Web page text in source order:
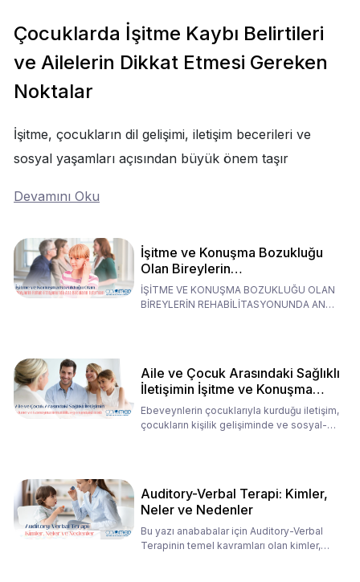
Çocuklarda İşitme Kaybı Belirtileri
ve Ailelerin Dikkat Etmesi Gereken
Noktalar
İşitme, çocukların dil gelişimi, iletişim becerileri ve
sosyal yaşamları açısından büyük önem taşır
Devamını Oku
İşitme ve Konuşma Bozukluğu
Olan Bireylerin
Rehabilitasyonunda Ana
Babaların Tutumları
İŞİTME VE KONUŞMA BOZUKLUĞU OLAN
BİREYLERİN REHABİLİTASYONUNDA ANA
Aile ve Çocuk Arasındaki Sağlıklı
İletişimin İşitme ve Konuşma
Rehabilitasyonundaki Rolü
Ebeveynlerin çocuklarıyla kurduğu iletişim,
çocukların kişilik gelişiminde ve sosyal-
Auditory-Verbal Terapi: Kimler,
Neler ve Nedenler
Bu yazı anababalar için Auditory-Verbal
Terapinin temel kavramları olan kimler,